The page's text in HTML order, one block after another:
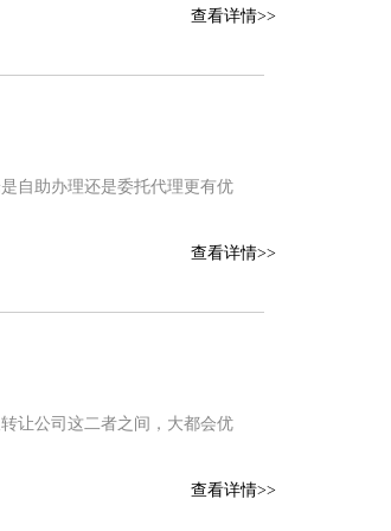
查看详情>>
自助办理还是委托代理更有优
查看详情>>
让公司这二者之间，大都会优
查看详情>>